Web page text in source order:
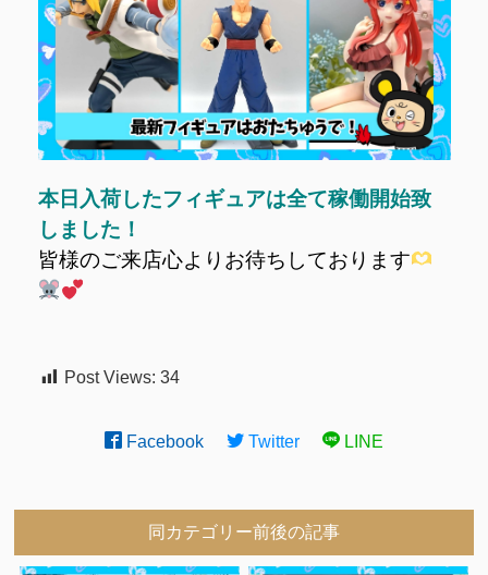
本日入荷したフィギュアは全て稼働開始致
しました！
皆様のご来店心よりお待ちしております
Post Views: 34
Facebook Twitter LINE
同カテゴリー前後の記事